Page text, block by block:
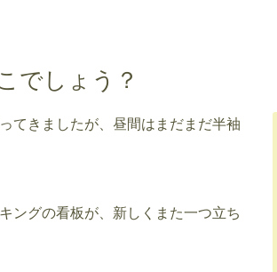
でしょう？
てきましたが、昼間はまだまだ半袖
ングの看板が、新しくまた一つ立ち